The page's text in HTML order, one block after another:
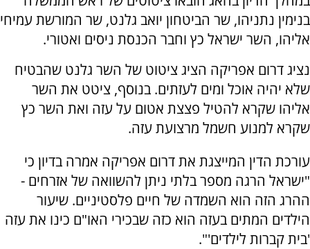
בנימין נתניהו, שר הביטחון יואב גלנט, שר המורשת עמיחי
אליהו, השר ישראל כץ וחבר הכנסת ניסים ואטורי.
נציג דרום אפריקה הציג ציטוט של השר גלנט שהבטיח
שלא יהיה אוכל ומים לעזתים. בנוסף, ציטט את השר
אליהו שקרא להטיל פצצת אטום על עזה ואת השר כץ
שקרא למנוע חשמל מרצועת עזה.
עורכת הדין המייצגת את דרום אפריקה אמרה בדיון כי
"ישראל הרגה מספר בלתי ניתן להשוואה של אזרחים -
ההרג הזה הוא השמדה של חיים פלסטיניים. שיעור
הילדים המתים בעזה הוא כזה שבכירי האו"ם כינו את עזה
'בית קברות לילדים'".